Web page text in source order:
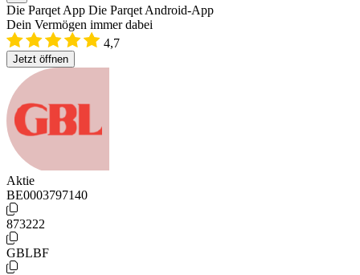
Die Parqet App Die Parqet Android-App
Dein Vermögen immer dabei
4,7
Jetzt öffnen
Aktie
BE0003797140
873222
GBLBF